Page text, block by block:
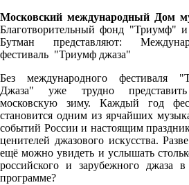
Московский международный Дом
Благотворительный фонд "Триумф"
Бутман представляют:
фестиваль "Триумф джаза"
Без международного фестиваля
Джаза" уже трудно
московскую зиму. Каждый год
становится одним из ярчайших
событий России и настоящим
ценителей джазового искусства.
ещё можно увидеть и услышать
российского и зарубежного джаза
программе?